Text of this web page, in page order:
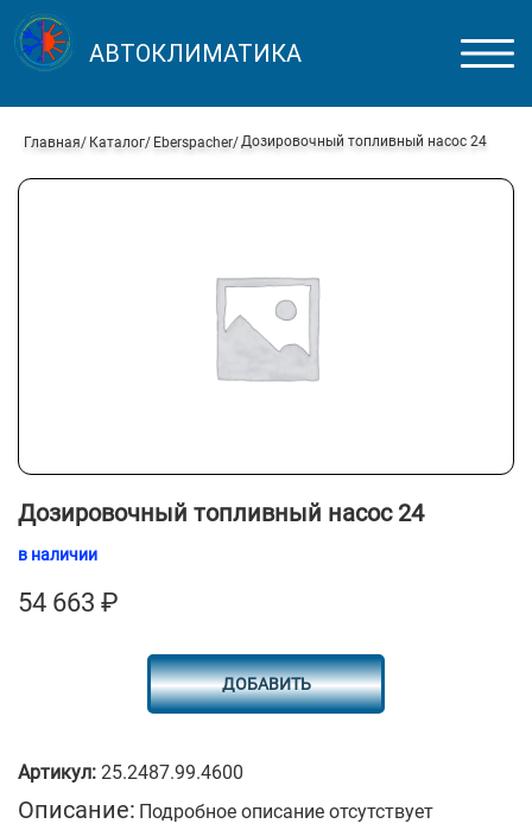
АВТОКЛИМАТИКА
Главная Каталог Eberspacher Дозировочный топливный насос 24
Дозировочный топливный насос 24
в наличии
54 663 ₽
ДОБАВИТЬ
Артикул: 25.2487.99.4600
Описание: Подробное описание отсутствует